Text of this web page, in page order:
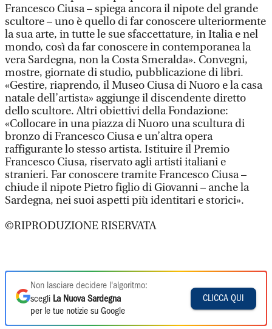
Francesco Ciusa – spiega ancora il nipote del grande
scultore – uno è quello di far conoscere ulteriormente
la sua arte, in tutte le sue sfaccettature, in Italia e nel
mondo, così da far conoscere in contemporanea la
vera Sardegna, non la Costa Smeralda». Convegni,
mostre, giornate di studio, pubblicazione di libri.
«Gestire, riaprendo, il Museo Ciusa di Nuoro e la casa
natale dell’artista» aggiunge il discendente diretto
dello scultore. Altri obiettivi della Fondazione:
«Collocare in una piazza di Nuoro una scultura di
bronzo di Francesco Ciusa e un’altra opera
raffigurante lo stesso artista. Istituire il Premio
Francesco Ciusa, riservato agli artisti italiani e
stranieri. Far conoscere tramite Francesco Ciusa –
chiude il nipote Pietro figlio di Giovanni – anche la
Sardegna, nei suoi aspetti più identitari e storici».
©RIPRODUZIONE RISERVATA
Non lasciare decidere l'algoritmo:
scegli La Nuova Sardegna
per le tue notizie su Google
CLICCA QUI